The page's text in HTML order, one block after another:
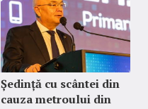
Ședință cu scântei din
cauza metroului din